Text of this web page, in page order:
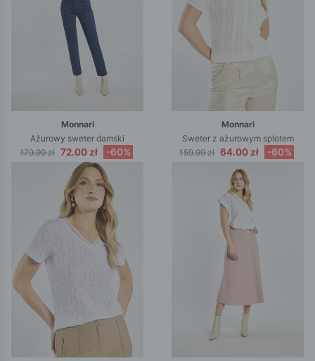
Monnari
Ażurowy sweter damski
179.99 zł 72.00 zł -60%
Monnari
Sweter z ażurowym splotem
159.99 zł 64.00 zł -60%